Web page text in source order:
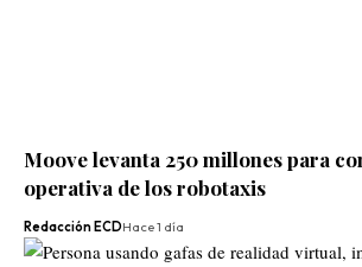
Moove levanta 250 millones para
operativa de los robotaxis
Redacción ECDHace 1 día